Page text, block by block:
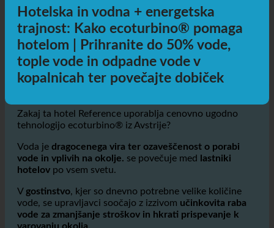
Dodatne informacije
Hotelska in vodna + energetska
trajnost: Kako ecoturbino® pomaga
hotelom | Prihranite do 50% vode,
kopalnicah ter povečajte dobiček
Zakaj ta hotel Reference uporablja cenovno ugodno
tehnologijo ecoturbino® iz Avstrije?
dragocenega vira ter ozaveščenost o porabi
vode in vplivih na okolje.se povečuje medlastniki
hotelovpo vsem svetu.
Vgostinstvo, kjer so dnevno potrebne velike količine